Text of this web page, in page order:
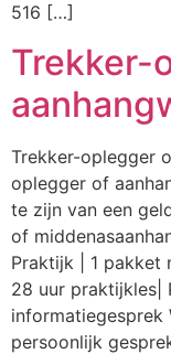
516 […]
Trekker-
Trekker-oplegger
oplegger of
te zijn van een
of
Praktijk | 1 pakket
28 uur praktijkles|
informatiegesprek
persoonlijk